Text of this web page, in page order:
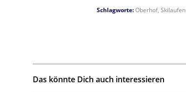
Schlagworte:Oberhof, Skilaufen
Das könnte Dich auch interessieren